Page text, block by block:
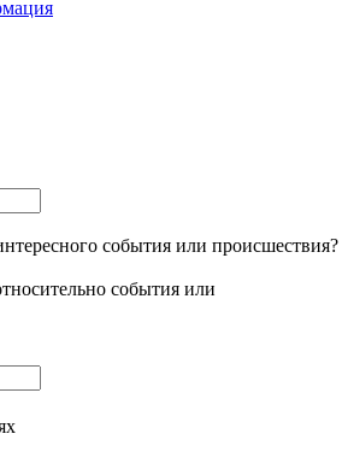
события или происшествия?
события или